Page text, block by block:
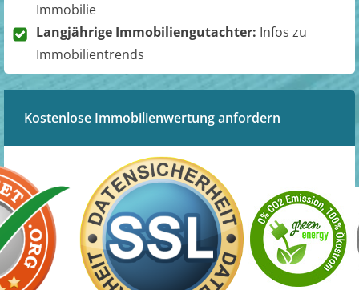
Immobilie
Langjährige Immobiliengutachter: Infos zu
Immobilientrends
Kostenlose Immobilienwertung anfordern